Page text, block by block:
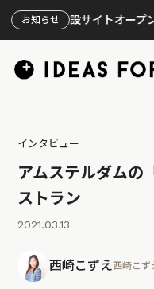
お知らせ
イトオープン】映画『リペ
インタビュー
アムステルダムの
ストラン
2021.03.13
西崎こずえ西崎こず